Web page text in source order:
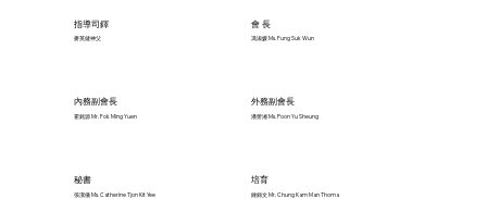
指導司鐸
麥英健神父
會 長
馮淑媛 Ms. Fung Suk Wun
內務副會長
霍銘源 Mr. Fok Ming Yuen
外務副會長
潘薷湘 Ms. Poon Yu Sheung
秘書
張潔儀 Ms. Catherine Tjon Kit Yee
培育
鍾錦文 Mr. Chung Kam Man Thoma